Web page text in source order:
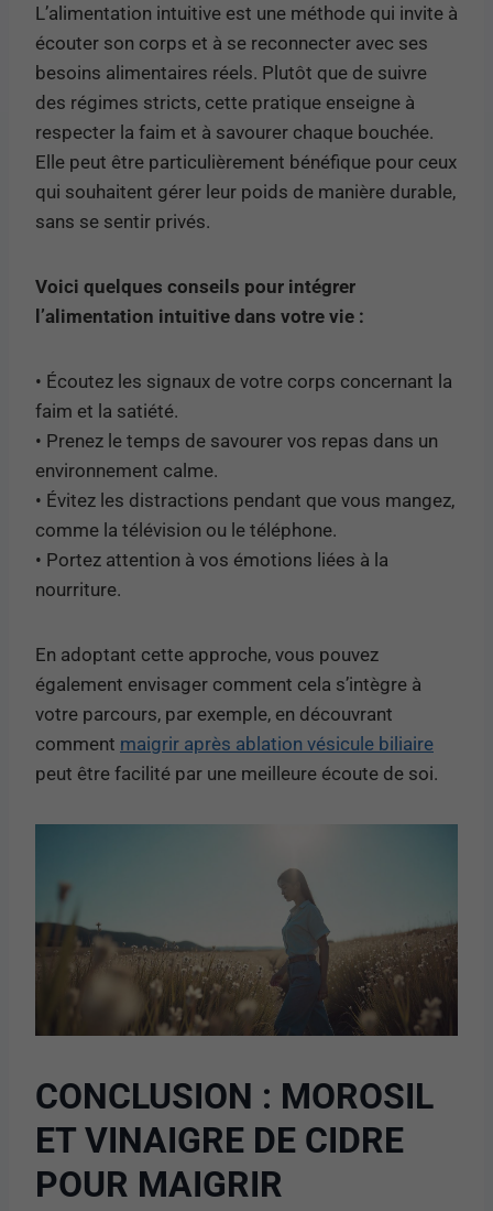
L’alimentation intuitive est une méthode qui invite à
écouter son corps et à se reconnecter avec ses
besoins alimentaires réels. Plutôt que de suivre
des régimes stricts, cette pratique enseigne à
respecter la faim et à savourer chaque bouchée.
Elle peut être particulièrement bénéfique pour ceux
qui souhaitent gérer leur poids de manière durable,
sans se sentir privés.
Voici quelques conseils pour intégrer
l’alimentation intuitive dans votre vie :
• Écoutez les signaux de votre corps concernant la
faim et la satiété.
• Prenez le temps de savourer vos repas dans un
environnement calme.
• Évitez les distractions pendant que vous mangez,
comme la télévision ou le téléphone.
• Portez attention à vos émotions liées à la
nourriture.
En adoptant cette approche, vous pouvez
également envisager comment cela s’intègre à
votre parcours, par exemple, en découvrant
comment maigrir après ablation vésicule biliaire
peut être facilité par une meilleure écoute de soi.
CONCLUSION : MOROSIL
ET VINAIGRE DE CIDRE
POUR MAIGRIR